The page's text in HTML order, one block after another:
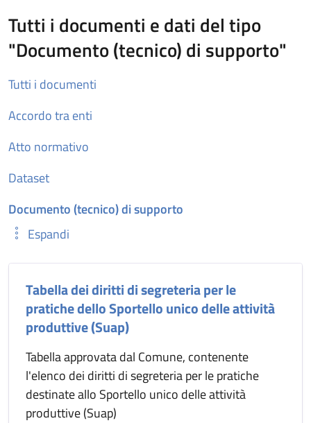
Tutti i documenti e dati del tipo
"Documento (tecnico) di supporto"
Tutti i documenti
Accordo tra enti
Atto normativo
Dataset
Documento (tecnico) di supporto
Espandi
Tabella dei diritti di segreteria per le
pratiche dello Sportello unico delle attività
produttive (Suap)
Tabella approvata dal Comune, contenente
l'elenco dei diritti di segreteria per le pratiche
destinate allo Sportello unico delle attività
produttive (Suap)